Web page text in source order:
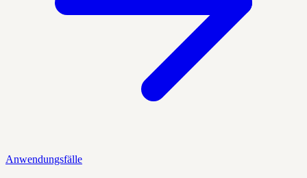
Anwendungsfälle